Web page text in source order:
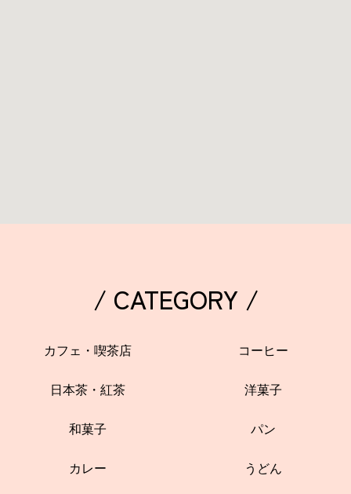
/ CATEGORY /
カフェ・喫茶店 コーヒー
日本茶・紅茶 洋菓子
和菓子 パン
カレー うどん